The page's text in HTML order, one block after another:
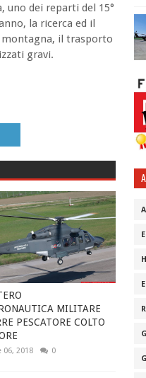
uno dei reparti del 15°
la ricerca ed il
montagna, il trasporto
gravi.
MILITARE
PESCATORE COLTO
06, 2018 0